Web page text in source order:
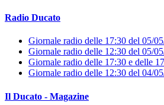
Radio Ducato
Giornale radio delle 17:30 del 05/
Giornale radio delle 12:30 del 05/
Giornale radio delle 17:30 e delle
Giornale radio delle 12:30 del 04/
Il Ducato - Magazine